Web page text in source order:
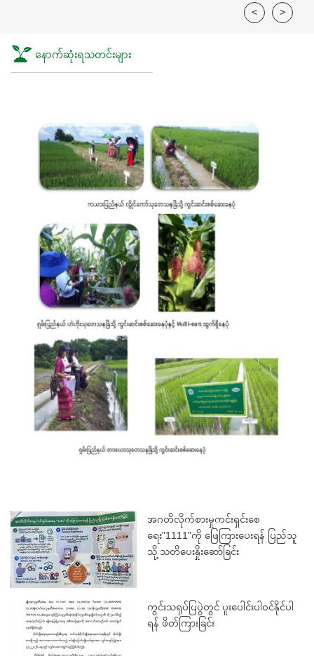
< >
နောက်ဆုံးရသတင်းများ
အဂတိလိုက်စားမှုကင်းရှင်းစေ
ရေး"1111"ကို ဖြေကြားပေးရန် ပြည်သူ
သို့ သတိပေးနှိုးဆော်ခြင်း
ကွင်းသရုပ်ပြပွဲတွင် ပူးပေါင်းပါဝင်နိုင်ပါ
ရန် ဖိတ်ကြားခြင်း